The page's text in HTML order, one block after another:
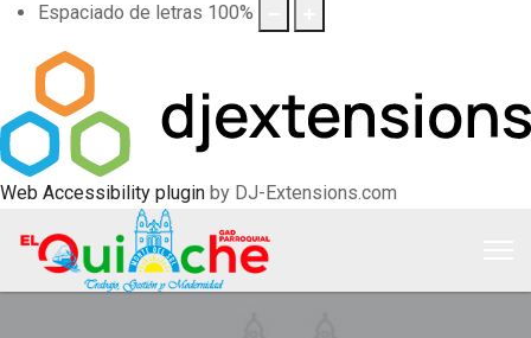
Espaciado de letras 100%
Web Accessibility plugin by DJ-Extensions.com